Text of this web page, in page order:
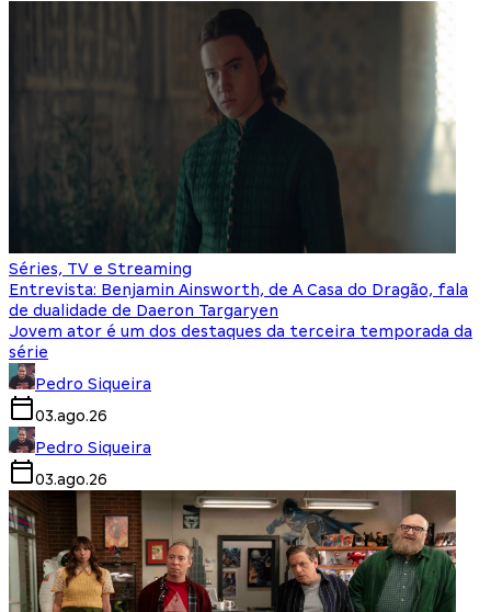
Séries, TV e Streaming
Entrevista: Benjamin Ainsworth, de A Casa do Dragão, fala
de dualidade de Daeron Targaryen
Jovem ator é um dos destaques da terceira temporada da
série
Pedro Siqueira
03.ago.26
Pedro Siqueira
03.ago.26